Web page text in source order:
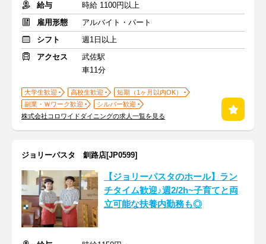
給与
時給 1100円以上
雇用形態
アルバイト・パート
シフト
週1日以上
アクセス
武佐駅
車11分
大学生歓迎 高校生歓迎
短期（1ヶ月以内OK）
副業・Ｗワーク歓迎
シルバー歓迎
株式会社コロワイドダイニングの求人一覧を見る
ジョリーパスタ 釧路店[JP0599]
【ジョリーパスタのホール】ラン
チタイム歓迎♪週2/2h~子育てと両
立可能な扶養内勤務も◎